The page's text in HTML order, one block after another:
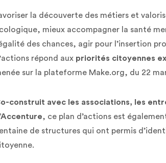
la découverte des métiers et
mieux accompagner la santé
des chances, agir pour l’insertion
répond aux priorités citoyennes
sur la plateforme Make.org, du 22
construit avec les associations, les
, ce plan d’actions est
de structures qui ont permis